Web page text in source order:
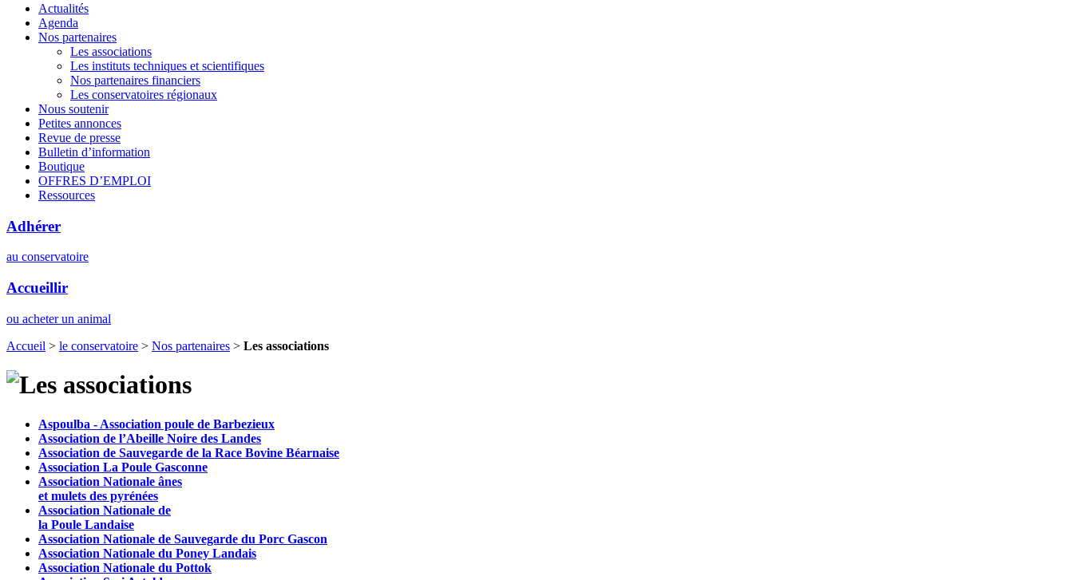
Actualités
Agenda
Nos partenaires
Les associations
Les instituts techniques et scientifiques
Nos partenaires financiers
Les conservatoires régionaux
Nous soutenir
Petites annonces
Revue de presse
Bulletin d’information
Boutique
OFFRES D’EMPLOI
Ressources
Adhérer
au conservatoire
Accueillir
ou acheter un animal
Accueil > le conservatoire > Nos partenaires > Les associations
Aspoulba - Association poule de Barbezieux
Association de l’Abeille Noire des Landes
Association de Sauvegarde de la Race Bovine Béarnaise
Association La Poule Gasconne
Association Nationale ânes
et mulets des pyrénées
Association Nationale de
la Poule Landaise
Association Nationale de Sauvegarde du Porc Gascon
Association Nationale du Poney Landais
Association Nationale du Pottok